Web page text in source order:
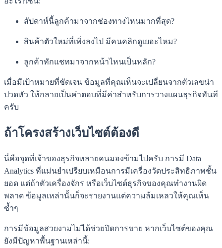
สัปดาห์นี้ลูกค้ามาจากช่องทางไหนมากที่สุด?
สินค้าตัวใหม่ที่เพิ่งลงไป มีคนคลิกดูเยอะไหม?
ลูกค้าทักแชทมาจากหน้าไหนเป็นหลัก?
เมื่อมีเป้าหมายที่ชัดเจน ข้อมูลที่คุณเห็นจะเปลี่ยนจากตัวเลขน่า
ปวดหัว ให้กลายเป็นคำตอบที่มีค่าสำหรับการวางแผนธุรกิจทันที
ครับ
ถ้าโครงสร้างเว็บไซต์ต้องดี
นี่คือจุดที่เจ้าของธุรกิจหลายคนมองข้ามไปครับ การมี Data
Analytics ที่แม่นยำเปรียบเหมือนการมีเครื่องวัดประสิทธิภาพชั้น
ยอด แต่ถ้าตัวเครื่องจักร หรือเว็บไซต์ธุรกิจของคุณทำงานผิด
พลาด ข้อมูลเหล่านั้นก็จะรายงานแต่ความล้มเหลวให้คุณเห็น
ซ้ำๆ
การมีข้อมูลสวยงามไม่ได้ช่วยปิดการขาย หากเว็บไซต์ของคุณ
ยังมีปัญหาพื้นฐานเหล่านี้: